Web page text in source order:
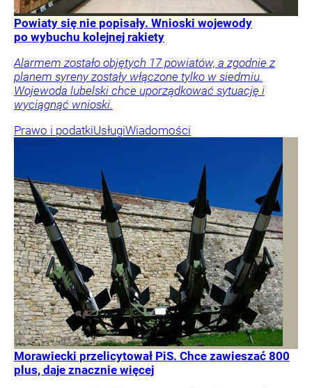
Powiaty się nie popisały. Wnioski wojewody
po wybuchu kolejnej rakiety
Alarmem zostało objętych 17 powiatów, a zgodnie z
planem syreny zostały włączone tylko w siedmiu.
Wojewoda lubelski chce uporządkować sytuację i
wyciągnąć wnioski.
Prawo i podatkiUsługiWiadomości
Morawiecki przelicytował PiS. Chce zawieszać 800
plus, daje znacznie więcej